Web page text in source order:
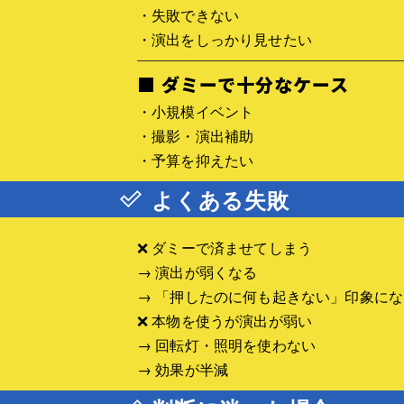
・失敗できない
・演出をしっかり見せたい
■ ダミーで十分なケース
・小規模イベント
・撮影・演出補助
・予算を抑えたい
よくある失敗
❌ ダミーで済ませてしまう
→ 演出が弱くなる
→ 「押したのに何も起きない」印象に
❌ 本物を使うが演出が弱い
→ 回転灯・照明を使わない
→ 効果が半減